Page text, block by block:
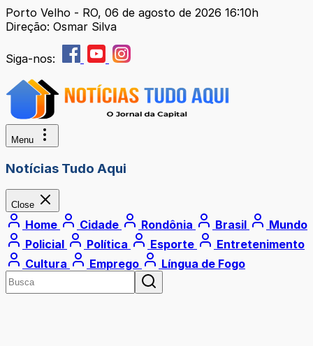
Porto Velho - RO, 06 de agosto de 2026 16:10h
Direção: Osmar Silva
Siga-nos:
Menu
Notícias Tudo Aqui
Close
Home Cidade Rondônia Brasil
Mundo
Policial
Política Esporte
Entretenimento
Cultura
Emprego Língua de Fogo